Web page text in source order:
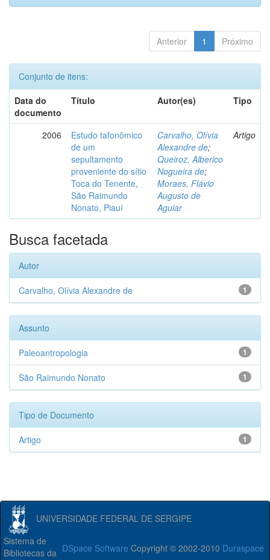
Anterior 1 Próximo
Conjunto de itens:
Data do
documento
Título Autor(es) Tipo
2006
Estudo tafonômico
de um
sepultamento
proveniente do sítio
Toca do Tenente,
São Raimundo
Nonato, Piauí
Carvalho, Olívia
Alexandre de;
Queiroz, Alberico
Nogueira de;
Moraes, Flávio
Augusto de
Aguiar
Artigo
Busca facetada
Autor
1
Carvalho, Olívia Alexandre de
Assunto
1
Paleoantropologia
1
São Raimundo Nonato
Tipo de Documento
1
Artigo
UNIVERSIDADE FEDERAL DE SERGIPE
DSpace Software Copyright © 2002-2010 Duraspace
Sistema de
Bibliotecas da